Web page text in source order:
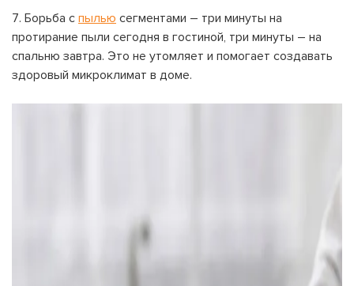
Борьба с пылью сегментами – три минуты на
протирание пыли сегодня в гостиной, три минуты – на
спальню завтра. Это не утомляет и помогает создавать
здоровый микроклимат в доме.